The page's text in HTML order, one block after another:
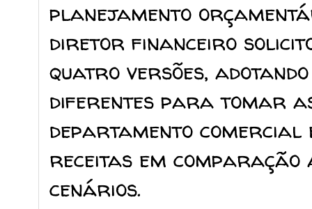
planejamento
diretor financeiro
quatro versões,
diferentes para tomar
departamento comercial
receitas em
cenários.